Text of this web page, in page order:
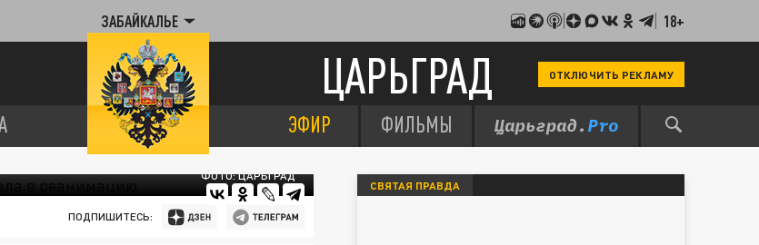
ЗАБАЙКАЛЬЕ 18+
ЦАРЬГРАД ОТКЛЮЧИТЬ РЕКЛАМУ
ЭФИР ФИЛЬМЫ
ФОТО: ЦАРЬГРАД
ПОДПИШИТЕСЬ:
СВЯТАЯ ПРАВДА